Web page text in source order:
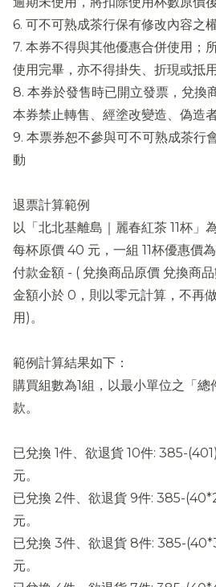
6. 可不可熟成茶行保有修改內容之
7. 本券不得與其他優惠合併使用；
使用完畢，亦不得掛失、折現或抵
8. 本券於發售時已開立發票，兌換
本券禁止轉售、經塗改變造、偽造
9. 本票券恕不參與可不可熟成茶行
動
退票計算範例
以「北北基離島｜麗春紅茶 11杯」
每杯原價 40 元，一組 11杯優惠價為
付款金額 - ( 兌換商品原價 兌換商
金額小於 0，則以零元計算，不再
用)。
範例計算結果如下：
購買組數為1組，以最小單位之「總
款。
已兌換 1件、欲退貨 10件: 385-
元。
已兌換 2件、欲退貨 9件: 385-
元。
已兌換 3件、欲退貨 8件: 385-
元。